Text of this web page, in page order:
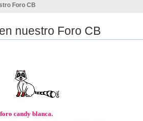
Foro CB
nuestro Foro CB
candy blanca.